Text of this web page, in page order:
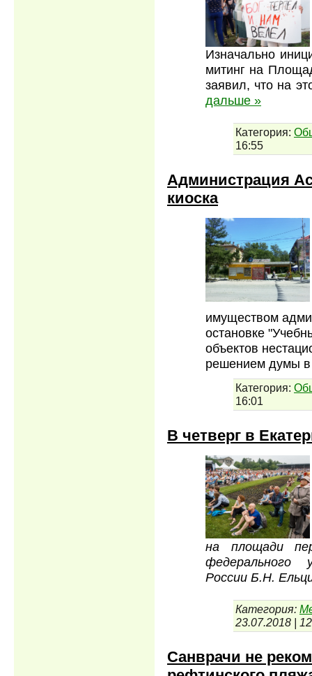
Изначально
митинг на
заявил, что на
дальше »
Категория:
16:55
Администрация
киоска
имуществом
остановке
объектов
решением думы
Категория:
16:01
В четверг в
на площади
федерального
России Б.Н.
Категория:
23.07.2018 |
Санврачи не